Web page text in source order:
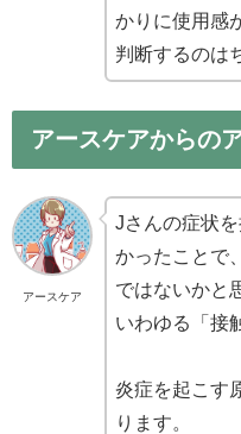
かりに使用感
判断するのは
アースケアからの
アースケア
Jさんの症状
かったことで
ではないかと
いわゆる「接
炎症を起こす
ります。